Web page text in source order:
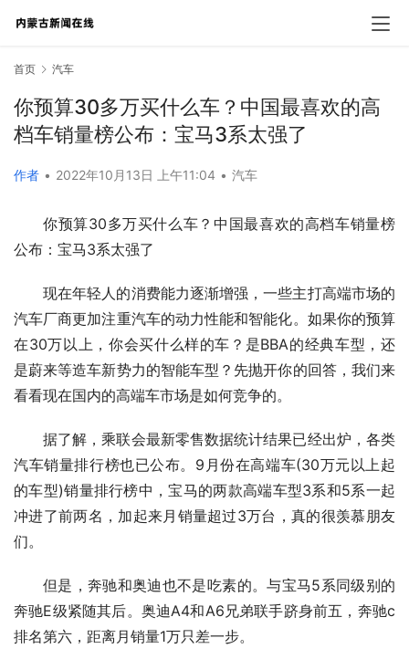
首页 汽车
你预算30多万买什么车？中国最喜欢的高
档车销量榜公布：宝马3系太强了
作者 • 2022年10月13日 上午11:04 • 汽车
你预算30多万买什么车？中国最喜欢的高档车销量榜
公布：宝马3系太强了
现在年轻人的消费能力逐渐增强，一些主打高端市场的
汽车厂商更加注重汽车的动力性能和智能化。如果你的预算
在30万以上，你会买什么样的车？是BBA的经典车型，还
是蔚来等造车新势力的智能车型？先抛开你的回答，我们来
看看现在国内的高端车市场是如何竞争的。
据了解，乘联会最新零售数据统计结果已经出炉，各类
汽车销量排行榜也已公布。9月份在高端车(30万元以上起
的车型)销量排行榜中，宝马的两款高端车型3系和5系一起
冲进了前两名，加起来月销量超过3万台，真的很羡慕朋友
们。
但是，奔驰和奥迪也不是吃素的。与宝马5系同级别的
奔驰E级紧随其后。奥迪A4和A6兄弟联手跻身前五，奔驰c
排名第六，距离月销量1万只差一步。